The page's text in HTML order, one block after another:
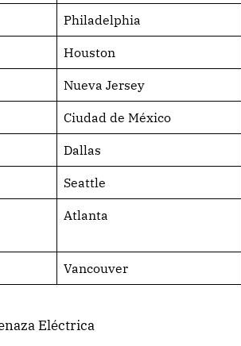
Philadelphia
Houston
Nueva Jersey
Ciudad de México
Dallas
Seattle
Atlanta
Vancouver
Eléctrica